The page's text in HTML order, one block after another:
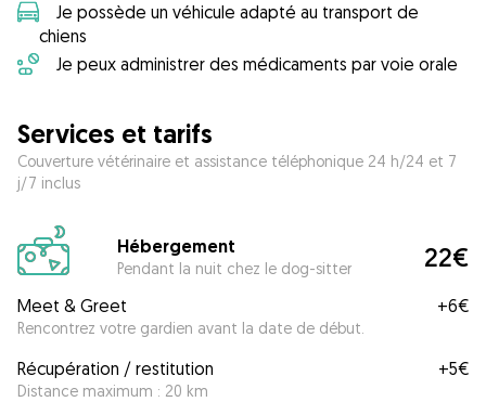
Je possède un véhicule adapté au transport de
chiens
Je peux administrer des médicaments par voie orale
Services et tarifs
Couverture vétérinaire et assistance téléphonique 24 h/24 et 7
j/7 inclus
Hébergement
Pendant la nuit chez le dog-sitter 22€
Meet & Greet
Rencontrez votre gardien avant la date de début.
+6€
Récupération / restitution
Distance maximum : 20 km
+5€